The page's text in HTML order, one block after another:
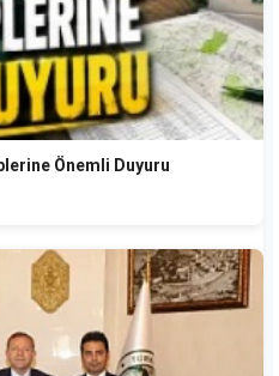
Önemli Duyuru